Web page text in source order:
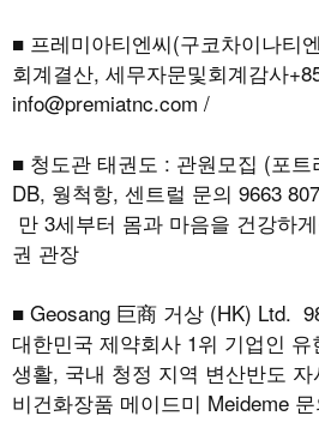
■ 프레미아티엔씨(구코차이나티
회계결산, 세무자문및회계감사
info@premiatnc.com /
■ 청도관 태권도 : 관원모집 (포
DB, 웡척항, 센트럴 문의 9663
만 3세부터 몸과 마음을 건강하
권 관장
■ Geosang 巨商 거상 (HK) Ltd.
대한민국 제약회사 1위 기업인
생활, 국내 청정 지역 변산반도
비건화장품 메이드미 Meideme